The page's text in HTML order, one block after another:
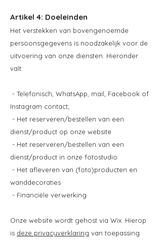
Artikel 4: Doeleinden
Het verstekken van bovengenoemde
persoonsgegevens is noodzakelijk voor de
uitvoering van onze diensten. Hieronder
valt:
- Telefonisch, WhatsApp, mail, Facebook of
Instagram contact;
- Het reserveren/bestellen van een
dienst/product op onze website
- Het reserveren/bestellen van een
dienst/product in onze fotostudio
- Het afleveren van (foto)producten en
wanddecoraties
- Financiële verwerking
Onze website wordt gehost via Wix. Hierop
is deze privacyverklaring van toepassing.